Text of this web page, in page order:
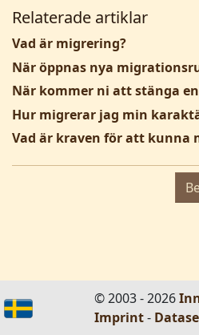
Relaterade artiklar
Vad är migrering?
När öppnas nya
När kommer ni att stänga
Hur migrerar jag min
Vad är kraven för att kunna
© 2003 - 2026
Imprint-